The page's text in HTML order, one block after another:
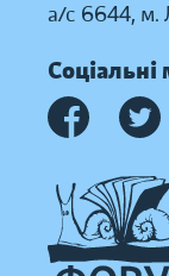
а/с 6644, м.
Соціальні